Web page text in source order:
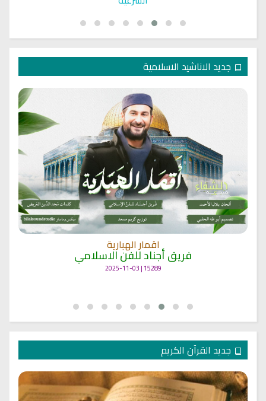
جديد الاناشيد الاسلامية
اقمار الهبارية
فريق أجناد للفن الاسلامي
15289 | 2025-11-03
جديد القرآن الكريم